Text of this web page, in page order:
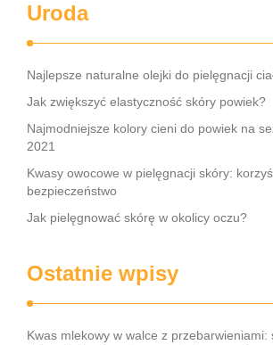
Uroda
Najlepsze naturalne olejki do pielęgnacji
Jak zwiększyć elastyczność skóry powiek?
Najmodniejsze kolory cieni do powiek na
2021
Kwasy owocowe w pielęgnacji skóry:
bezpieczeństwo
Jak pielęgnować skórę w okolicy oczu?
Ostatnie wpisy
Kwas mlekowy w walce z przebarwieniami: